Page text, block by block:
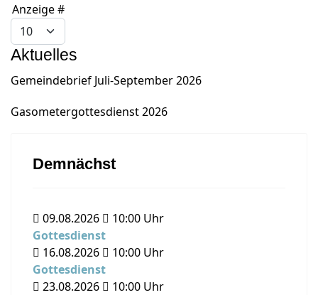
Limite der Paginierungsliste
Anzeige #
Aktuelles
Gemeindebrief Juli-September 2026
Gasometergottesdienst 2026
Demnächst
09.08.2026 10:00 Uhr
Gottesdienst
16.08.2026
10:00 Uhr
Gottesdienst
23.08.2026
10:00 Uhr